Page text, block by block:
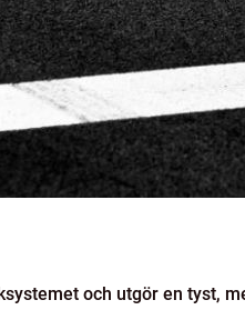
och utgör en tyst,